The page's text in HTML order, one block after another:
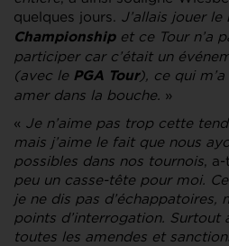
quelques jours. J’allais jouer le
Championshipet ce Tour n’a
participer car c’était un
(avec le PGA Tour), ce qui
amer dans la bouche. »
« Je n’aime pas trop cette
mais j’aime le fait que nous
possibles dans nos tournois,
peu un casse-tête pour moi.
je ne dis pas d’échappatoires,
points d’interrogation. Surtout
toutes les amendes et